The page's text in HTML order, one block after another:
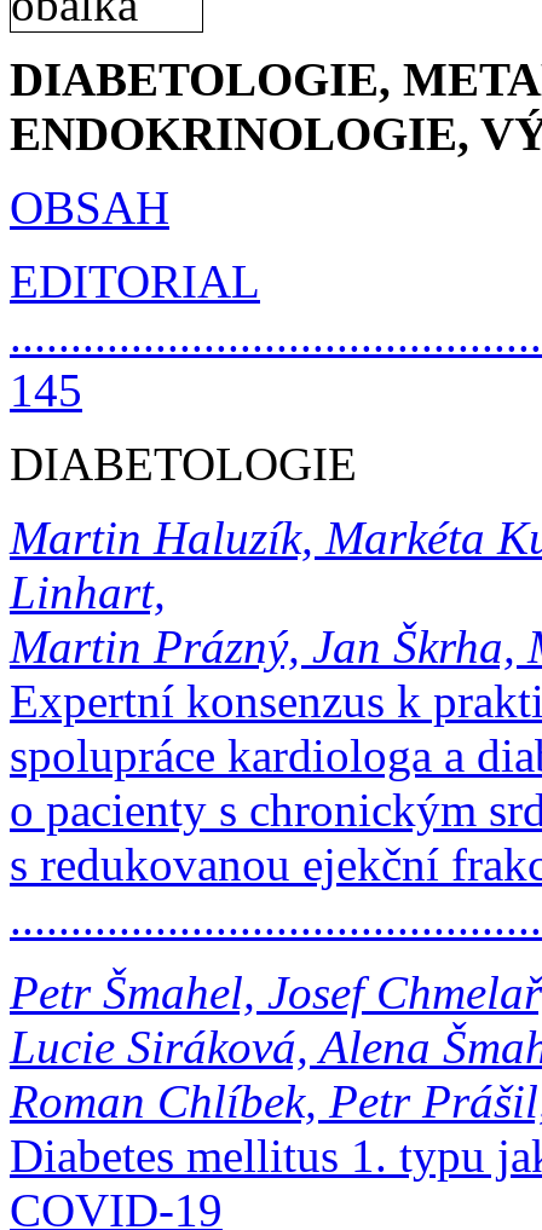
DIABETOLOGIE,
ENDOKRINOLOGIE,
OBSAH
EDITORIAL
145
DIABETOLOGIE
Martin Haluzík, Markéta
Linhart,
Martin Prázný, Jan
Expertní konsenzus k
spolupráce kardiologa a
o pacienty s chronickým
s redukovanou ejekční
Petr Šmahel, Josef
Lucie Siráková, Alena
Roman Chlíbek, Petr
Diabetes mellitus 1. typu
COVID-19